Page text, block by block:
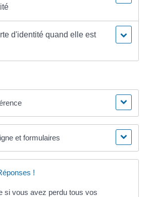
d'identité quand elle est
et formulaires
!
si vous avez perdu tous vos